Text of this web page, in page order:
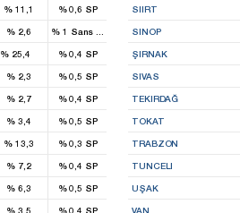
% 11,1 %0,6 SP
% 2,6 % 1 Sans étiquette
% 25,4 %0,4 SP
% 2,3 %0,5 SP
% 2,7 %0,4 SP
% 3,4 %0,5 SP
% 13,3 %0,3 SP
% 7,2 %0,4 SP
% 6,3 %0,5 SP
% 3,5 %0,4 SP
SIIRT
SINOP
ŞIRNAK
SIVAS
TEKIRDAĞ
TOKAT
TRABZON
TUNCELI
UŞAK
VAN